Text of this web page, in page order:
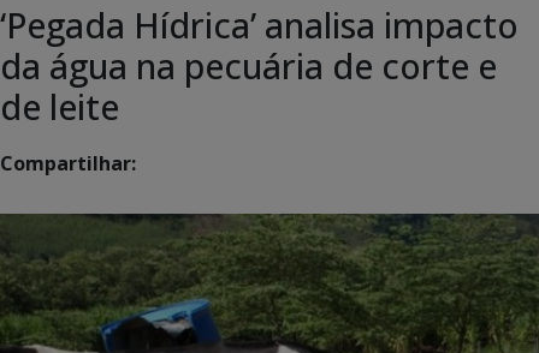
‘Pegada Hídrica’ analisa impacto
da água na pecuária de corte e
de leite
Compartilhar: